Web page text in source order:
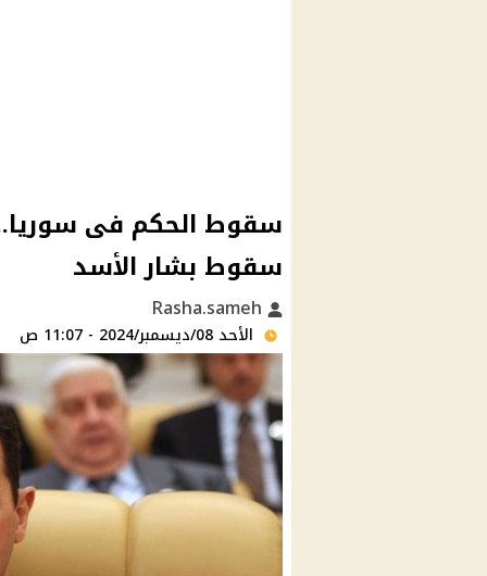
سقوط الحكم فى
سقوط بشار الأسد
الأحد 08/ديسمبر/2024 - 11:07 ص